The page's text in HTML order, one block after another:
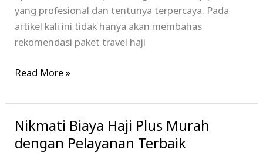
yang profesional dan tentunya terpercaya. Pada
artikel kali ini tidak hanya akan membahas
rekomendasi paket travel haji
Read More »
Nikmati Biaya Haji Plus Murah
dengan Pelayanan Terbaik
Nikmati
Biaya